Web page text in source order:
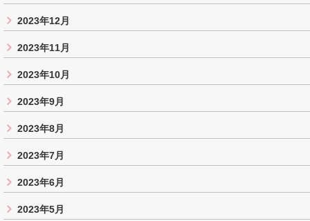
2023年12月
2023年11月
2023年10月
2023年9月
2023年8月
2023年7月
2023年6月
2023年5月